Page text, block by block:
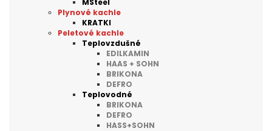
MSteel
Plynové kachle
KRATKI
Peletové kachle
Teplovzdušné
EDILKAMIN
HAAS + SOHN
BRIKONA
DEFRO
Teplovodné
BRIKONA
DEFRO
HASS+SOHN